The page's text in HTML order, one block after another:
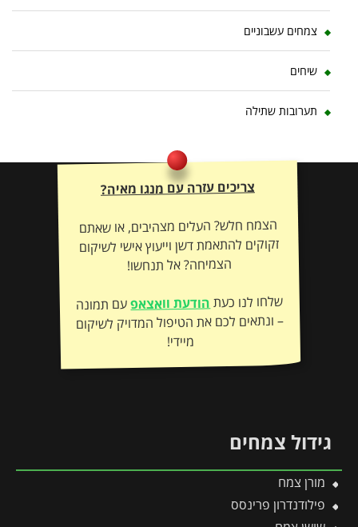
צמחים עשבוניים
שיחים
תערובות שתילה
צריכים עזרה עם מנגו מאיה?
הצמח חלש? העלים מצהיבים, או שאתם
זקוקים להתאמת דשן וייעוץ אישי לשיקום
הצמיחה? אל תנחשו!
שלחו לנו כעתהודעת וואצאפעם תמונה
– ונתאים לכם את הטיפול המדויק לשיקום
מיידי!
גידול צמחים
מורן צמח
פילודנדרון פרינסס